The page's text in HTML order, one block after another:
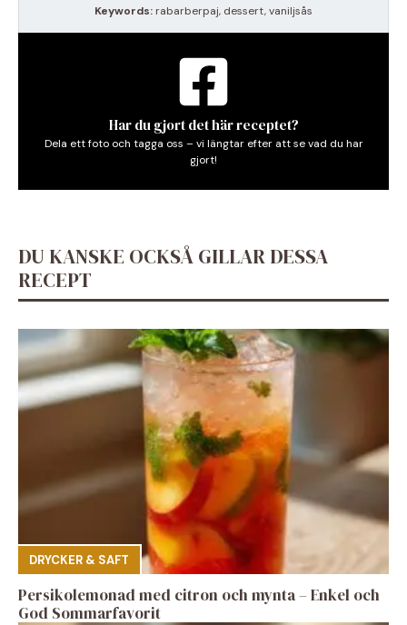
Keywords: rabarberpaj, dessert, vaniljsås
Har du gjort det här receptet?
Dela ett foto och tagga oss – vi längtar efter att se vad du har
gjort!
DU KANSKE OCKSÅ GILLAR DESSA
RECEPT
DRYCKER & SAFT
Persikolemonad med citron och mynta – Enkel och
God Sommarfavorit